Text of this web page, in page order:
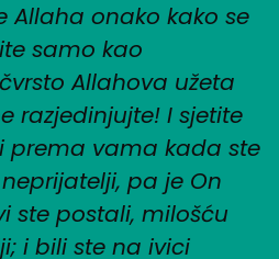
Allaha onako kako se
samo kao
Allahova užeta
razjedinjujte! I sjetite
prema vama kada ste
pa je On
ste postali, milošću
i bili ste na ivici